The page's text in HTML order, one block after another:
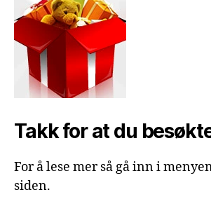
Takk for at du
For å lese mer så gå inn i
siden.